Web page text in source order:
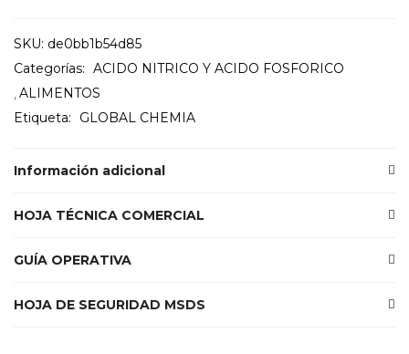
¿Contraseña perdida?
SKU: de0bb1b54d85
Categorías: ACIDO NITRICO Y ACIDO FOSFORICO
ALIMENTOS
Etiqueta:
GLOBAL CHEMIA
Información adicional
HOJA TÉCNICA COMERCIAL
GUÍA OPERATIVA
HOJA DE SEGURIDAD MSDS